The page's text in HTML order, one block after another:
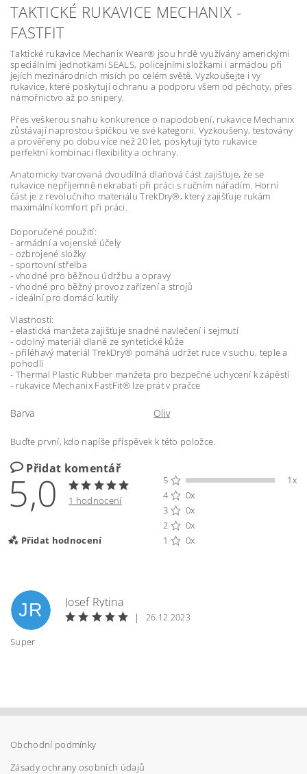
TAKTICKÉ RUKAVICE MECHANIX -
FASTFIT
Taktické rukavice Mechanix Wear® jsou hrdě využívány americkými
speciálními jednotkami SEALS, policejními složkami i armádou při
jejích mezinárodních misích po celém světě. Vyzkoušejte i vy
rukavice, které poskytují ochranu a podporu všem od pěchoty, přes
námořnictvo až po snipery.
Přes veškerou snahu konkurence o napodobení, rukavice Mechanix
zůstávají naprostou špičkou ve své kategorii. Vyzkoušeny, testovány
a prověřeny po dobu více než 20 let, poskytují tyto rukavice
perfektní kombinaci flexibility a ochrany.
Anatomicky tvarovaná dvoudílná dlaňová část zajišťuje, že se
rukavice nepříjemně nekrabatí při práci s ručním nářadím. Horní
část je z revolučního materiálu TrekDry®, který zajišťuje rukám
maximální komfort při práci.
Doporučené použití:
- armádní a vojenské účely
- ozbrojené složky
- sportovní střelba
- vhodné pro běžnou údržbu a opravy
- vhodné pro běžný provoz zařízení a strojů
- ideální pro domácí kutily
Vlastnosti:
- elastická manžeta zajišťuje snadné navlečení i sejmutí
- odolný materiál dlaně ze syntetické kůže
- přiléhavý materiál TrekDry® pomáhá udržet ruce v suchu, teple a
pohodlí
- Thermal Plastic Rubber manžeta pro bezpečné uchycení k zápěstí
- rukavice Mechanix FastFit® lze prát v pračce
Barva Oliv
Buďte první, kdo napíše příspěvek k této položce.
Přidat komentář
5,0 1 hodnocení
Přidat hodnocení
5
1x
4
0x
3
0x
2
0x
1
0x
Vložením hodnocení souhlasíte s
ochrany osobních údajů
JR
Josef Rytina
|
26.12.2023
Super
Obchodní podmínky
Zásady ochrany osobních údajů